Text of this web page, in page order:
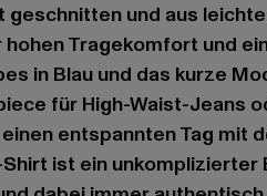
geschnitten und aus
Tragekomfort und
in Blau und das kurze
für High-Waist-Jeans
entspannten Tag mit
ist ein unkomplizierter